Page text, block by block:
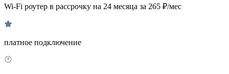
Wi-Fi роутер в рассрочку на 24 месяца за 265 ₽/мес
платное подключение